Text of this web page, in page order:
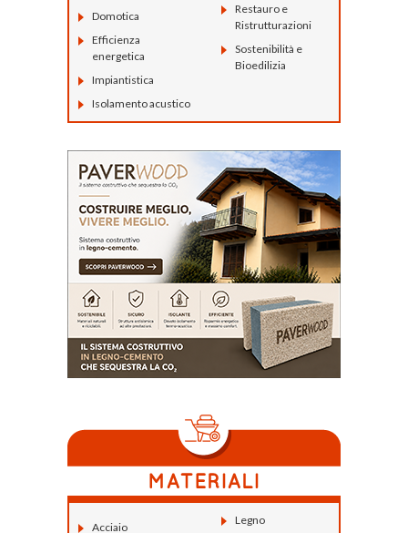
Domotica
Efficienza
energetica
Impiantistica
Isolamento acustico
Restauro e
Ristrutturazioni
Sostenibilità e
Bioedilizia
Acciaio
Legno